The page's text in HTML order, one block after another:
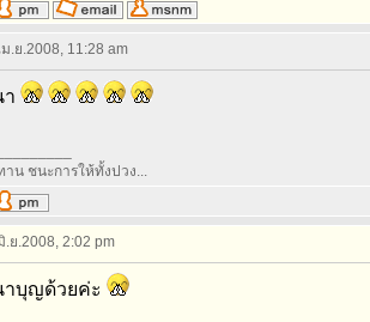
.ย.2008, 11:28 am
าน ชนะการให้ทั้งปวง...
.ย.2008, 2:02 pm
บุญด้วยค่ะ